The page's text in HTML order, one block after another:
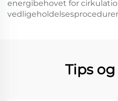
energibehovet for
Tips